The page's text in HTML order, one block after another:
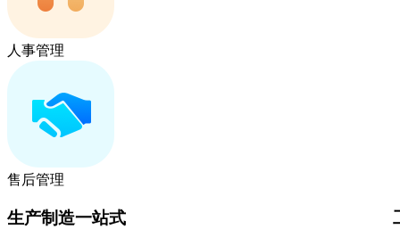
人事管理
售后管理
生产制造一站式